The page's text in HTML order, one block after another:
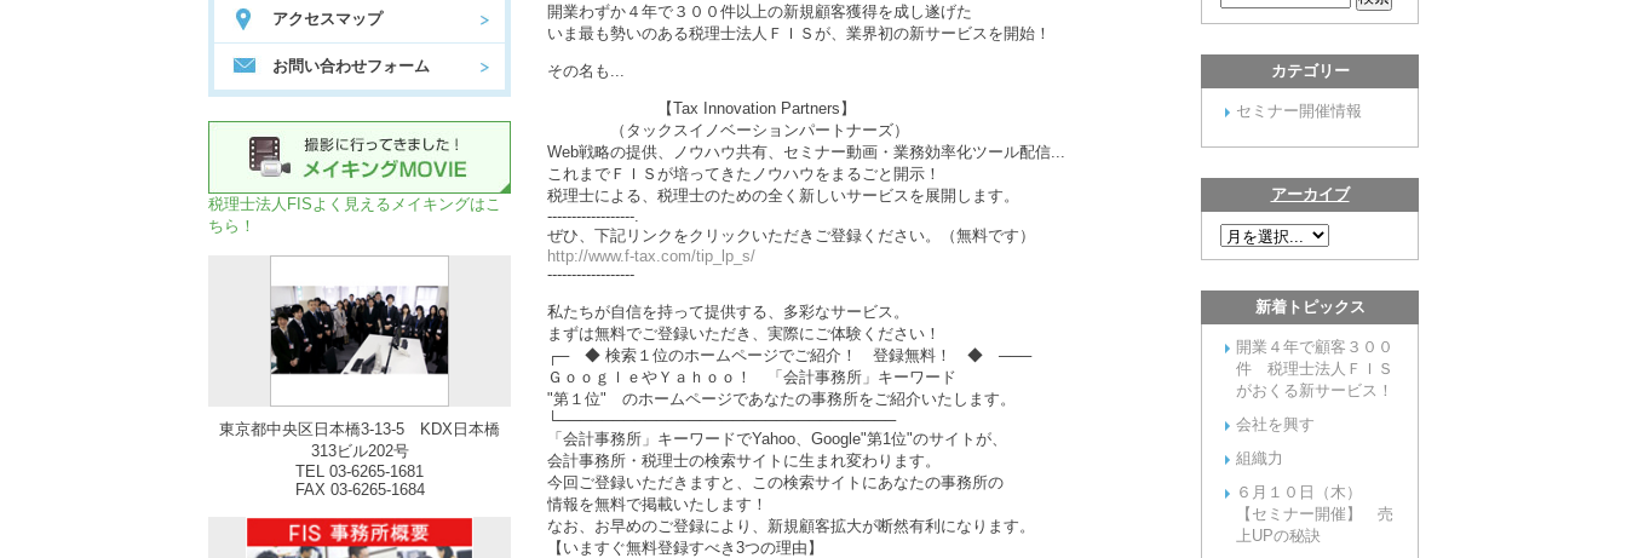
開業わずか４年で３００件以上の新規顧客獲得を成し遂げた
いま最も勢いのある税理士法人ＦＩＳが、業界初の新サービスを開始！
その名も...
【Tax Innovation Partners】
（タックスイノベーションパートナーズ）
Web戦略の提供、ノウハウ共有、セミナー動画・業務効率化ツール配信...
これまでＦＩＳが培ってきたノウハウをまるごと開示！
税理士による、税理士のための全く新しいサービスを展開します。
------------------.
ぜひ、下記リンクをクリックいただきご登録ください。（無料です）
http://www.f-tax.com/tip_lp_s/
------------------
私たちが自信を持って提供する、多彩なサービス。
まずは無料でご登録いただき、実際にご体験ください！
┌─ ◆ 検索１位のホームページでご紹介！ 登録無料！ ◆ ───
ＧｏｏｇｌｅやＹａｈｏｏ！ 「会計事務所」キーワード
"第１位" のホームページであなたの事務所をご紹介いたします。
└───────────────────────────────
「会計事務所」キーワードでYahoo、Google"第1位"のサイトが、
会計事務所・税理士の検索サイトに生まれ変わります。
今回ご登録いただきますと、この検索サイトにあなたの事務所の
情報を無料で掲載いたします！
なお、お早めのご登録により、新規顧客拡大が断然有利になります。
【いますぐ無料登録すべき3つの理由】
カテゴリー
セミナー開催情報
アーカイブ
新着トピックス
開業４年で顧客３００
件 税理士法人ＦＩＳ
がおくる新サービス！
会社を興す
組織力
６月１０日（木）
【セミナー開催】 売
上UPの秘訣
アクセスマップ
お問い合わせフォーム
税理士法人FISよく見えるメイキングはこ
ちら！
東京都中央区日本橋3-13-5 KDX日本橋
313ビル202号
TEL 03-6265-1681
FAX 03-6265-1684